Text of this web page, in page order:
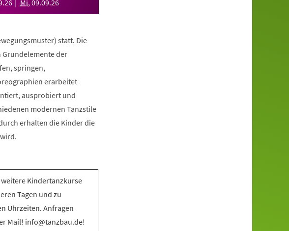
.26 Mi,09.09.26
statt. Die
Grundelemente der
springen,
erarbeitet
ausprobiert und
modernen Tanzstile
erhalten die Kinder die
weitere Kindertanzkurse
Tagen und zu
Uhrzeiten. Anfragen
Mail! info@tanzbau.de!